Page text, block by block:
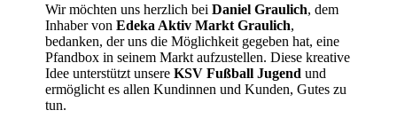
Wir möchten uns herzlich beiDaniel Graulich, dem
Inhaber vonEdeka Aktiv Markt Graulich,
bedanken, der uns die Möglichkeit gegeben hat, eine
Pfandbox in seinem Markt aufzustellen. Diese kreative
Idee unterstützt unsereKSV Fußball Jugend und
ermöglicht es allen Kundinnen und Kunden, Gutes zu
tun.